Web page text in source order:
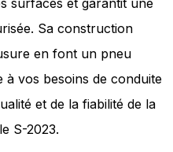
Sa construction
en font un pneu
vos besoins de conduite
et de la fiabilité de la
S-2023.